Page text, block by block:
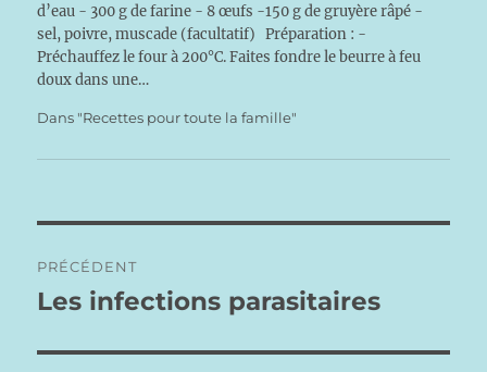
d’eau - 300 g de farine - 8 œufs -150 g de gruyère râpé -
sel, poivre, muscade (facultatif) Préparation : -
Préchauffez le four à 200°C. Faites fondre le beurre à feu
doux dans une…
Dans "Recettes pour toute la famille"
de
PRÉCÉDENT
Publication
Les infections parasitaires